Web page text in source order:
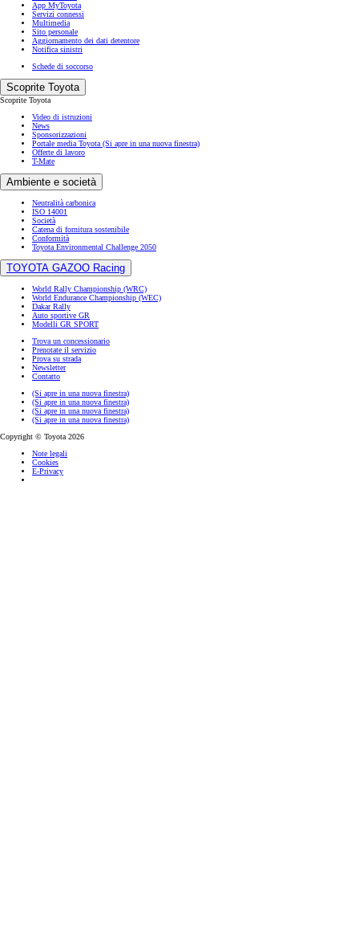
App MyToyota
Servizi connessi
Multimedia
Sito personale
Aggiornamento dei dati detentore
Notifica sinistri
Schede di soccorso
Scoprite Toyota
Scoprite Toyota
Video di istruzioni
News
Sponsorizzazioni
Portale media Toyota (Si apre in una nuova finestra)
Offerte di lavoro
T-Mate
Ambiente e società
Neutralità carbonica
ISO 14001
Società
Catena di fornitura sostenibile
Conformità
Toyota Environmental Challenge 2050
TOYOTA GAZOO Racing
World Rally Championship (WRC)
World Endurance Championship (WEC)
Dakar Rally
Auto sportive GR
Modelli GR SPORT
Trova un concessionario
Prenotate il servizio
Prova su strada
Newsletter
Contatto
(Si apre in una nuova finestra)
(Si apre in una nuova finestra)
(Si apre in una nuova finestra)
(Si apre in una nuova finestra)
Copyright © Toyota 2026
Note legali
Cookies
E-Privacy